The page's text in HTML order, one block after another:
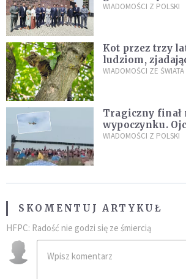
„Dolina
WIADOMOŚCI Z POLSKI
Kot przez trzy
ludziom,
kaczki. W końcu
WIADOMOŚCI ZE ŚWIATA
Tragiczny finał
wypoczynku.
zarzuty
WIADOMOŚCI Z POLSKI
SKOMENTUJ ARTYKUŁ
HFPC: Radość nie godzi się ze śmiercią